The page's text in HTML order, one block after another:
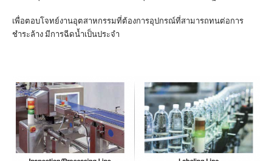
เพื่อตอบโจทย์งานอุตสาหกรรมที่ต้องการอุปกรณ์ที่สามารถทนต่อการ
ชำระล้าง มีการฉีดน้ำเป็นประจำ